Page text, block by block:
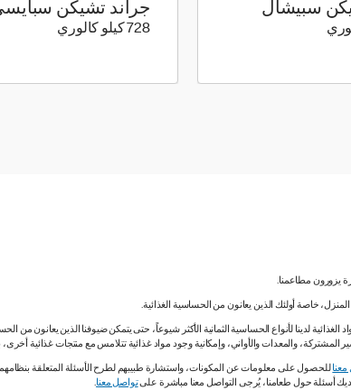
سبيشال ‫جراند تشيكن
728 كيلو كالوري 728 كيلو سعرة حرارية
يزورون مطاعمنا.
خاصة أولئك الذين يعانون من الحساسية الغذائية.
لدينا لأنواع الحساسية الثمانية الأكثر شيوعاً، حتى يتمكن ضيوفنا الذين يعانون
والمعدات والأواني، وإمكانية وجود مواد غذائية تتلامس مع منتجات غذائية
للحصول على معلومات عن المكونات، واستشارة طبيبهم لطرح الأسئلة المتعلقة بنظامهم
لديك أسئلة حول طعامنا، يُرجى التواصل معنا مباشرة علىتواصل معنا.